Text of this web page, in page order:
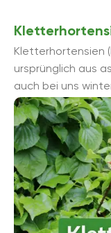
Kletterhortensien
ursprünglich aus
auch bei uns
hoch werden. Sie